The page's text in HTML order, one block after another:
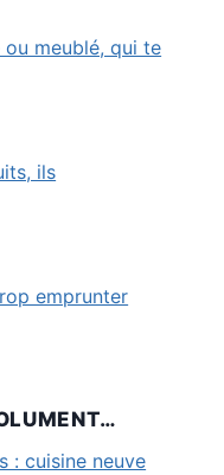
meublé, qui te
ils
emprunter
: cuisine neuve